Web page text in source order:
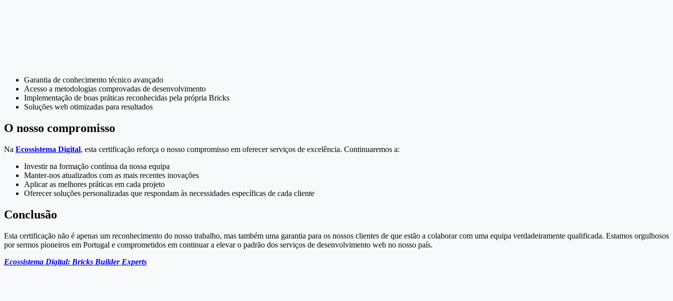
Garantia de conhecimento técnico avançado
Acesso a metodologias comprovadas de desenvolvimento
Implementação de boas práticas reconhecidas pela própria Bricks
Soluções web otimizadas para resultados
O nosso compromisso
Na Ecossistema Digital, esta certificação reforça o nosso compromisso em oferecer serviços de excelência. Continuaremos a:
Investir na formação contínua da nossa equipa
Manter-nos atualizados com as mais recentes inovações
Aplicar as melhores práticas em cada projeto
Oferecer soluções personalizadas que respondam às necessidades específicas de cada cliente
Conclusão
Esta certificação não é apenas um reconhecimento do nosso trabalho, mas também uma garantia para os nossos clientes de que estão a colaborar com uma equipa verdadeiramente qualificada. Estamos orgulhosos
por sermos pioneiros em Portugal e comprometidos em continuar a elevar o padrão dos serviços de desenvolvimento web no nosso país.
Ecossistema Digital: Bricks Builder Experts